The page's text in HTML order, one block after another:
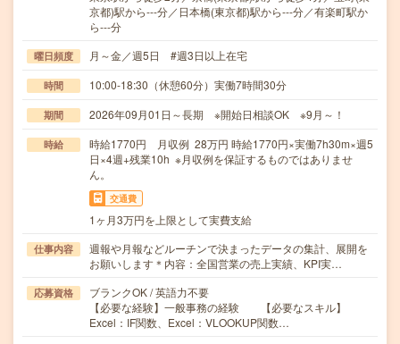
京都)駅から---分／日本橋(東京都)駅から---分／有楽町駅か
ら---分
曜日頻度 月～金／週5日 #週3日以上在宅
時間 10:00-18:30（休憩60分）実働7時間30分
期間 2026年09月01日～長期 ※開始日相談OK ※9月～！
時給
時給1770円 月収例 28万円 時給1770円×実働7h30m×週5
日×4週+残業10h ※月収例を保証するものではありませ
ん。
交通費
1ヶ月3万円を上限として実費支給
仕事内容
週報や月報などルーチンで決まったデータの集計、展開を
お願いします＊内容：全国営業の売上実績、KPI実…
応募資格
ブランクOK / 英語力不要
【必要な経験】一般事務の経験 【必要なスキル】
Excel：IF関数、Excel：VLOOKUP関数…